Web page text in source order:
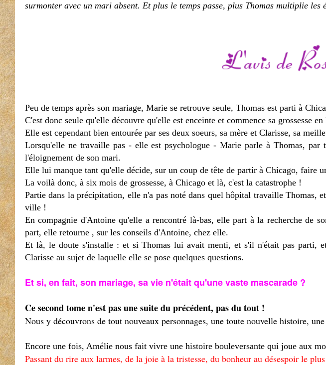
surmonter avec un mari absent. Et plus le temps passe, plus Thomas multiplie
Peu de temps après son mariage, Marie se retrouve seule, Thomas est parti à
C'est donc seule qu'elle découvre qu'elle est enceinte et commence sa grossesse
Elle est cependant bien entourée par ses deux soeurs, sa mère et Clarisse, sa
Lorsqu'elle ne travaille pas - elle est psychologue - Marie parle à Thomas,
l'éloignement de son mari.
Elle lui manque tant qu'elle décide, sur un coup de tête de partir à Chicago, faire
La voilà donc, à six mois de grossesse, à Chicago et là, c'est la catastrophe !
Partie dans la précipitation, elle n'a pas noté dans quel hôpital travaille Thomas,
ville !
En compagnie d'Antoine qu'elle a rencontré là-bas, elle part à la recherche de
part, elle retourne , sur les conseils d'Antoine, chez elle.
Et là, le doute s'installe : et si Thomas lui avait menti, et s'il n'était pas parti,
Clarisse au sujet de laquelle elle se pose quelques questions.
Et si, en fait, son mariage, sa vie n'était qu'une vaste mascarade ?
Ce second tome n'est pas une suite du précédent, pas du tout !
Nous y découvrons de tout nouveaux personnages, une toute nouvelle histoire,
Encore une fois, Amélie nous fait vivre une histoire bouleversante qui joue aux
Passant du rire aux larmes, de la joie à la tristesse, du bonheur au désespoir le